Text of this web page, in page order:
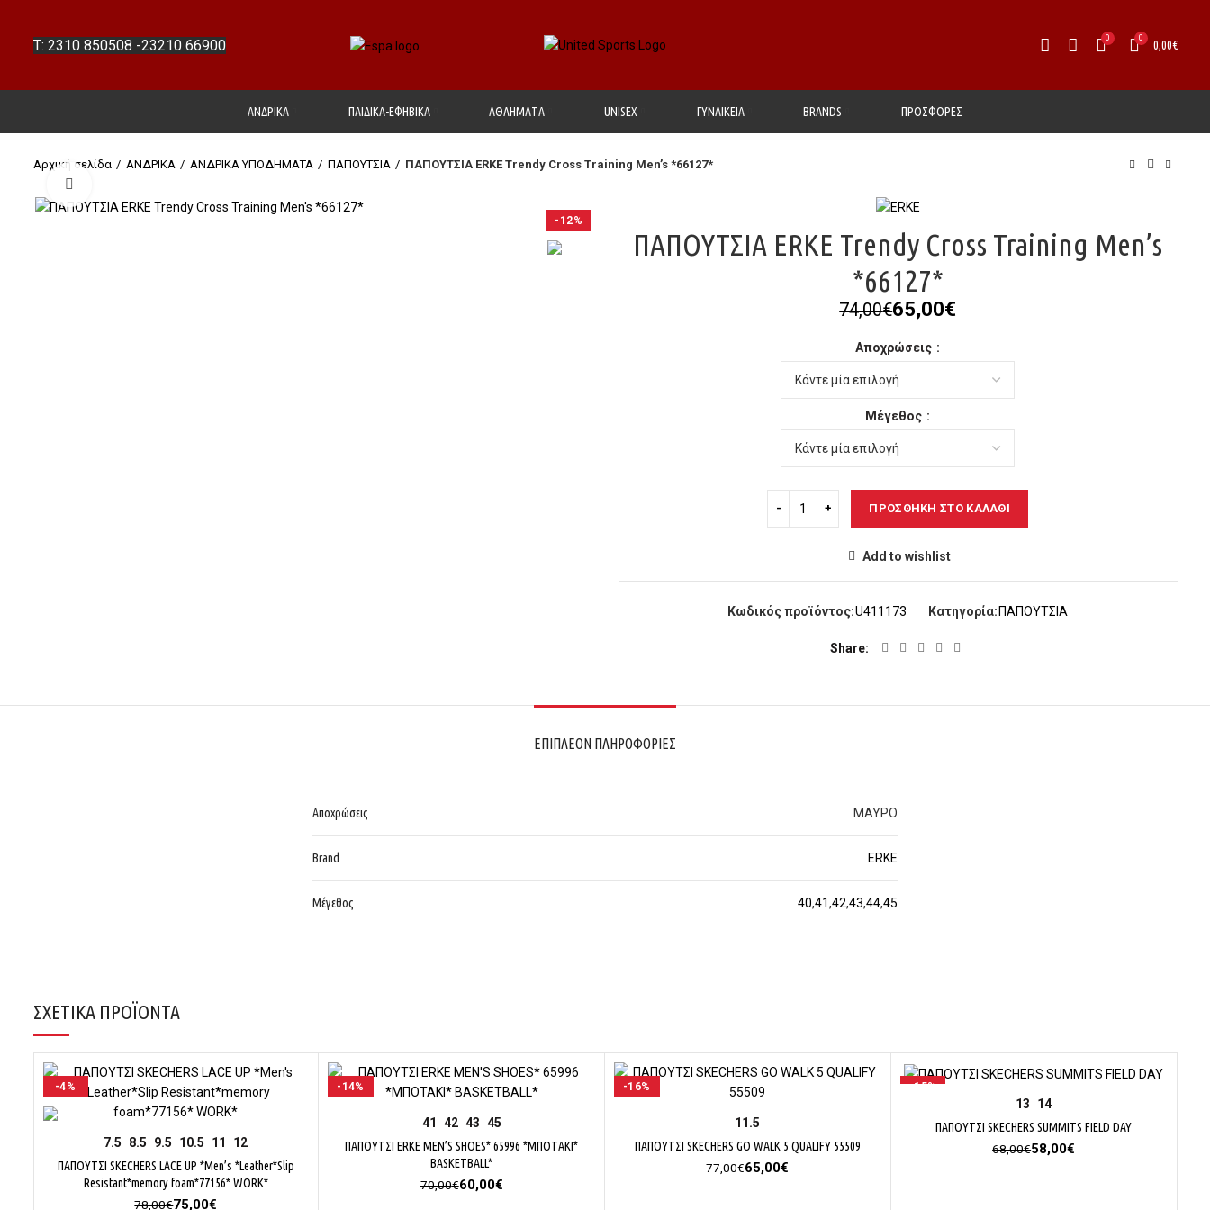
T: 2310 850508 -23210 66900 0 0 0,00€
ΑΝΔΡΙΚΑ ΠΑΙΔΙΚΑ-ΕΦΗΒΙΚΑ ΑΘΛΗΜΑΤΑ UΝΙSΕΧ ΓΥΝΑΙΚΕΙΑ BRANDS ΠΡΟΣΦΟΡΕΣ
Αρχική σελίδα ΑΝΔΡΙΚΑ ΑΝΔΡΙΚΑ ΥΠΟΔΗΜΑΤΑ ΠΑΠΟΥΤΣΙΑ ΠΑΠΟΥΤΣΙΑ ERKE Trendy Cross Training Men’s *66127*
-12%
ΠΑΠΟΥΤΣΙΑ ERKE Trendy Cross Training Men’s
*66127*
74,00€Original
was:
74,00€.
65,00€
τιμή
είναι:
65,00€.
Αποχρώσεις
Μέγεθος
ΠΡΟΣΘΉΚΗ ΣΤΟ ΚΑΛΆΘΙ
Add to wishlist
Κωδικός προϊόντος:U411173 Κατηγορία: ΠΑΠΟΥΤΣΙΑ
Share
ΕΠΙΠΛΈΟΝ ΠΛΗΡΟΦΟΡΊΕΣ
Αποχρώσεις ΜΑΥΡΟ
Brand ERKE
Μέγεθος 40,41,42,43,44,45
ΣΧΕΤΙΚΆ ΠΡΟΪΌΝΤΑ
-4%
ΕΠΙΛΟΓΉ
7.5 8.5 9.5 10.5 11
12
ΠΑΠΟΥΤΣΙ SKECHERS LACE UP *Men’s *Leather*Slip
Resistant*memory foam*77156* WORK*
78,00€Original
75,00€
-14%
ΕΠΙΛΟΓΉ
41 42 43 45
ΠΑΠΟΥΤΣΙ ERKE MEN’S SHOES* 65996 *ΜΠΟΤΑΚΙ*
BASKETBALL*
70,00€Original
60,00€Η
-16%
ΕΠΙΛΟΓΉ
11.5
ΠΑΠΟΥΤΣΙ SKECHERS GO WALK 5 QUALIFY 55509
77,00€Original
65,00€
-15%
ΕΠΙΛΟΓΉ
13
14
ΠΑΠΟΥΤΣΙ SKECHERS SUMMITS FIELD DAY
68,00€Original
58,00€